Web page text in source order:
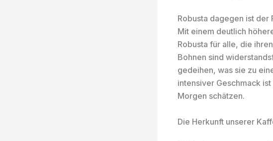
Robusta dagegen ist
Mit einem deutlich
Robusta für alle, die
Bohnen sind
gedeihen, was sie zu
intensiver Geschmack
Morgen schätzen.
Die Herkunft unserer